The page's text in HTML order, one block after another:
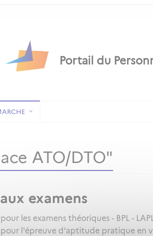
ATO/DTO"
examens
les examens théoriques - BPL -
l'épreuve d'aptitude pratique en vol